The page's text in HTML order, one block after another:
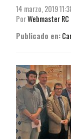
14 marzo, 2019
PorWebmaster
Publicado en: